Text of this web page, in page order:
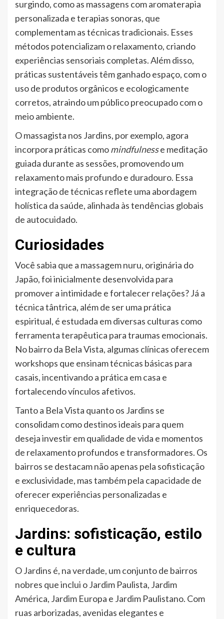
surgindo, como as massagens com aromaterapia
personalizada e terapias sonoras, que
complementam as técnicas tradicionais. Esses
métodos potencializam o relaxamento, criando
experiências sensoriais completas. Além disso,
práticas sustentáveis têm ganhado espaço, com o
uso de produtos orgânicos e ecologicamente
corretos, atraindo um público preocupado com o
meio ambiente.
O massagista nos Jardins, por exemplo, agora
incorpora práticas comomindfulnesse meditação
guiada durante as sessões, promovendo um
relaxamento mais profundo e duradouro. Essa
integração de técnicas reflete uma abordagem
holística da saúde, alinhada às tendências globais
de autocuidado.
Curiosidades
Você sabia que a massagem nuru, originária do
Japão, foi inicialmente desenvolvida para
promover a intimidade e fortalecer relações? Já a
técnica tântrica, além de ser uma prática
espiritual, é estudada em diversas culturas como
ferramenta terapêutica para traumas emocionais.
No bairro da Bela Vista, algumas clínicas oferecem
workshops que ensinam técnicas básicas para
casais, incentivando a prática em casa e
fortalecendo vínculos afetivos.
Tanto a Bela Vista quanto os Jardins se
consolidam como destinos ideais para quem
deseja investir em qualidade de vida e momentos
de relaxamento profundos e transformadores. Os
bairros se destacam não apenas pela sofisticação
e exclusividade, mas também pela capacidade de
oferecer experiências personalizadas e
enriquecedoras.
Jardins: sofisticação, estilo
e cultura
O Jardins é, na verdade, um conjunto de bairros
nobres que inclui o Jardim Paulista, Jardim
América, Jardim Europa e Jardim Paulistano. Com
ruas arborizadas, avenidas elegantes e